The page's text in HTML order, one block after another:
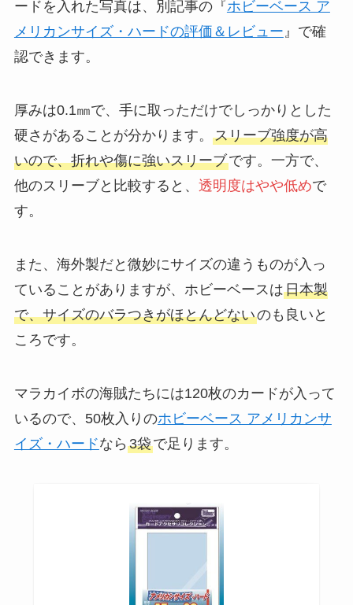
ードを入れた写真は、別記事の『ホビーベース ア
メリカンサイズ・ハードの評価＆レビュー』で確
認できます。
厚みは0.1㎜で、手に取っただけでしっかりとした
硬さがあることが分かります。 スリーブ強度が高
いので、折れや傷に強いスリーブです。一方で、
他のスリーブと比較すると、 透明度はやや低めで
す。
また、海外製だと微妙にサイズの違うものが入っ
ていることがありますが、ホビーベースは日本製
で、サイズのバラつきがほとんどないのも良いと
ころです。
マラカイボの海賊たちには120枚のカードが入って
いるので、50枚入りのホビーベース アメリカンサ
イズ・ハードなら 3袋で足ります。